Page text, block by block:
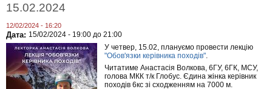
15.02.2024
12/02/2024 - 16:20
Дата: 15/02/2024 - 19:00 до 21:00
У четвер, 15.02, плануємо провести лекцію
"Обов'язки керівника походів".
Читатиме Анастасія Волкова, 6ГУ, 6ГК, МСУ,
голова МКК т/к Глобус. Єдина жінка керівник
походів 6кс зі сходженням на 7000 м.